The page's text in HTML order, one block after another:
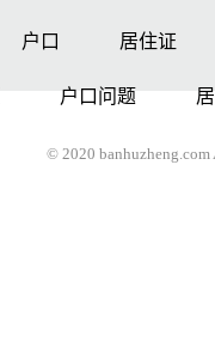
户口 居住证
户口问题
© 2020